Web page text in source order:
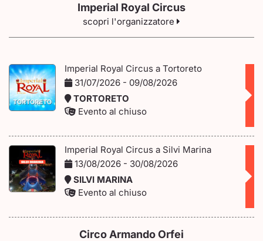
Imperial Royal Circus
scopri l'organizzatore
Imperial Royal Circus a Tortoreto
31/07/2026 - 09/08/2026
TORTORETO
Evento al chiuso
Imperial Royal Circus a Silvi Marina
13/08/2026 - 30/08/2026
SILVI MARINA
Evento al chiuso
Circo Armando Orfei